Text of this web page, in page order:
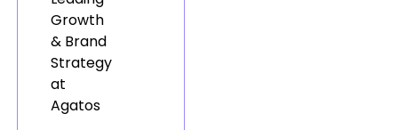
Growth
& Brand
Strategy
at
Agatos